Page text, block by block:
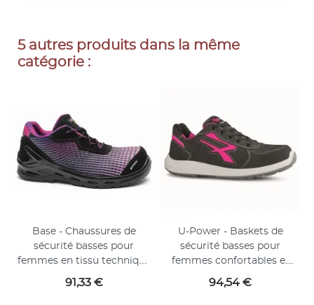
5 autres produits dans la même
catégorie :
Base - Chaussures de
sécurité basses pour
femmes en tissu technique
noir et rose ARYA S1P
Prix
91,33 €
U-Power - Baskets de
sécurité basses pour
femmes confortables et
légères ELECTRA -
Environnements secs - S1P
Prix
94,54 €